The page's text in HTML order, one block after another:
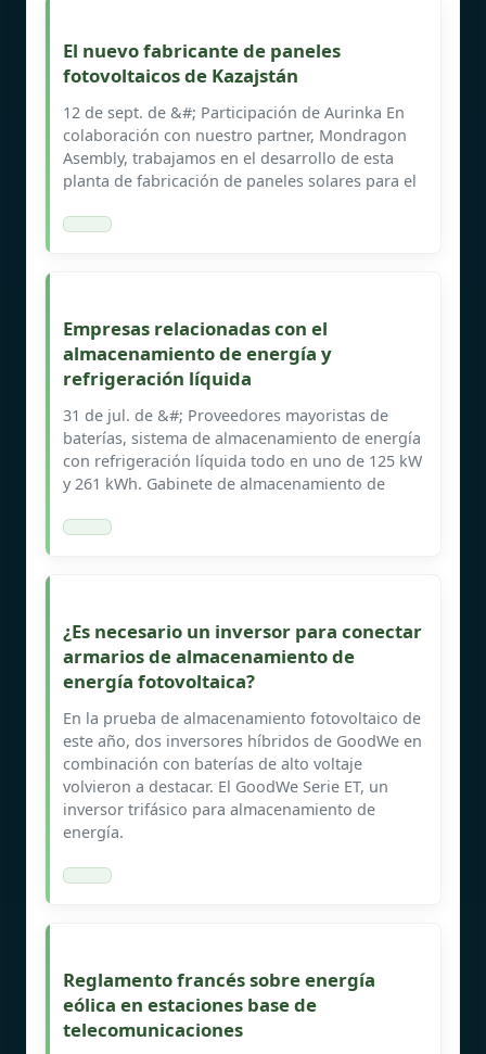
El nuevo fabricante de paneles
fotovoltaicos de Kazajstán
12 de sept. de &#; Participación de Aurinka En
colaboración con nuestro partner, Mondragon
Asembly, trabajamos en el desarrollo de esta
planta de fabricación de paneles solares para el
Empresas relacionadas con el
almacenamiento de energía y
refrigeración líquida
31 de jul. de &#; Proveedores mayoristas de
baterías, sistema de almacenamiento de energía
con refrigeración líquida todo en uno de 125 kW
y 261 kWh. Gabinete de almacenamiento de
¿Es necesario un inversor para conectar
armarios de almacenamiento de
energía fotovoltaica?
En la prueba de almacenamiento fotovoltaico de
este año, dos inversores híbridos de GoodWe en
combinación con baterías de alto voltaje
volvieron a destacar. El GoodWe Serie ET, un
inversor trifásico para almacenamiento de
energía.
Reglamento francés sobre energía
eólica en estaciones base de
telecomunicaciones